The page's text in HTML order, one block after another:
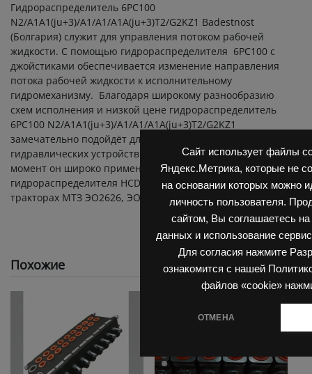
Сайт использует файлы
Яндекс.Метрика, которые не
на основании которых можно
личность пользователя.
сайтом, Вы соглашаетесь на
данных и использование
Для согласия нажмите
ознакомится с нашей
файлов «cookie»
ОТМЕНА
Гидрораспределитель 6PС100
N2/A1A1(ju+3)/A1/A1/A1A(ju+3)T2/G2KZ1 Badestnost
(Болгария) служит для управления потоком рабочей
жидкости. С помощью гидрораспределителя 6PС100 с
джойстиками обеспечивается изменение направления
потока рабочей жидкости к исполнительному
гидромеханизму. Благодаря широкому разнообразию
схем исполнения и низкой цене гидрораспределитель
6PС100 N2/A1A1(ju+3)/A1/A1/A1A(ju+3)T2/G2KZ1
замечательно подойдёт для создания различных
гидравлических устройств и механизмов. На данный
момент он широко применяется как аналог
гидрораспределителя HCD 6/6, 4/6 Hydrocontrol на
тракторах МТЗ ЭО2626, ЭО2621.
Похожие